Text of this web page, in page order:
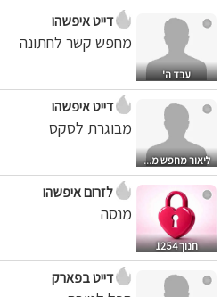
עבד ה'
דייט איפשהו
מחפש קשר לחתונה
ליאור מחפש מ...
דייט איפשהו
מבוגרת לסקס
חנוך 1254
לזרום איפשהו
מנסה
דייט בפארק